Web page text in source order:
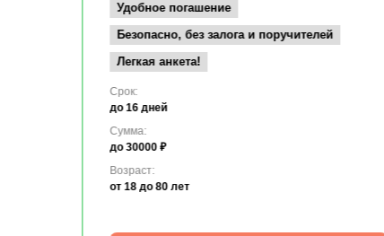
Удобное погашение
Безопасно, без залога и поручителей
Легкая анкета!
Срок:
до 16 дней
Сумма:
до 30000 ₽
Возраст:
от 18 до 80 лет